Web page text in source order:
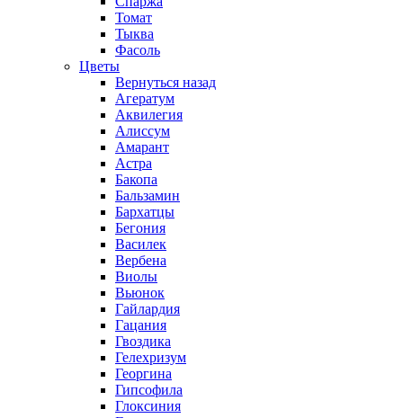
Томат
Тыква
Фасоль
Цветы
Вернуться назад
Агератум
Аквилегия
Алиссум
Амарант
Астра
Бакопа
Бальзамин
Бархатцы
Бегония
Василек
Вербена
Виолы
Вьюнок
Гайлардия
Гацания
Гвоздика
Гелехризум
Георгина
Гипсофила
Глоксиния